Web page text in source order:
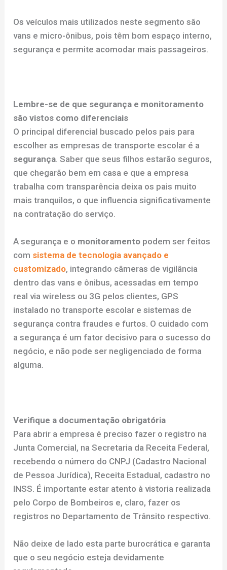
Os veículos mais utilizados neste segmento são
vans e micro-ônibus, pois têm bom espaço interno,
segurança e permite acomodar mais passageiros.
Lembre-se de que segurança e monitoramento
são vistos como diferenciais
O principal diferencial buscado pelos pais para
escolher as empresas de transporte escolar é a
segurança. Saber que seus filhos estarão seguros,
que chegarão bem em casa e que a empresa
trabalha com transparência deixa os pais muito
mais tranquilos, o que influencia significativamente
na contratação do serviço.
A segurança e o monitoramento podem ser feitos
com sistema de tecnologia avançado e
customizado, integrando câmeras de vigilância
dentro das vans e ônibus, acessadas em tempo
real via wireless ou 3G pelos clientes, GPS
instalado no transporte escolar e sistemas de
segurança contra fraudes e furtos. O cuidado com
a segurança é um fator decisivo para o sucesso do
negócio, e não pode ser negligenciado de forma
alguma.
Verifique a documentação obrigatória
Para abrir a empresa é preciso fazer o registro na
Junta Comercial, na Secretaria da Receita Federal,
recebendo o número do CNPJ (Cadastro Nacional
de Pessoa Jurídica), Receita Estadual, cadastro no
INSS. É importante estar atento à vistoria realizada
pelo Corpo de Bombeiros e, claro, fazer os
registros no Departamento de Trânsito respectivo.
Não deixe de lado esta parte burocrática e garanta
que o seu negócio esteja devidamente